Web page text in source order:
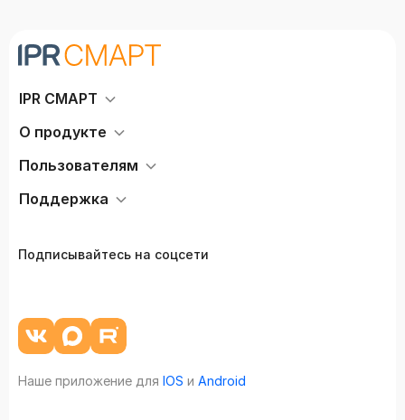
IPR СМАРТ
О продукте
Пользователям
Поддержка
Подписывайтесь на соцсети
Наше приложение для IOS и Android